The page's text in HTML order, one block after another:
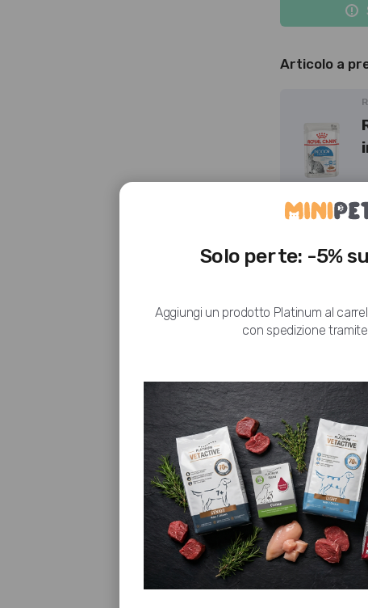
Articolo a
Prezzo con i
Hai bisogno di
Consegna
Metodi di
Solo per te: -5%
Aggiungi un prodotto Platinum al
con spedizione tramite